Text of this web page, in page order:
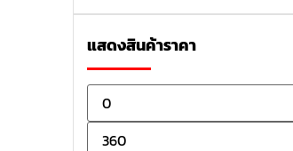
แสดงสินค้าราคา